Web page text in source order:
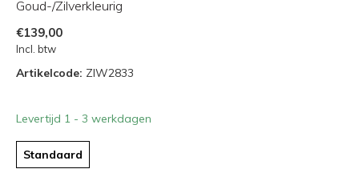
Goud-/Zilverkleurig
€139,00
Incl. btw
Artikelcode: ZIW2833
Levertijd 1 - 3 werkdagen
Standaard